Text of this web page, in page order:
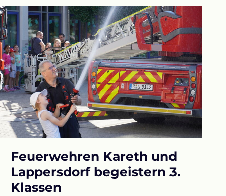
der
GS
Lappersdorf
am
besten?
Feuerwehren Kareth und
Lappersdorf begeistern 3.
Klassen